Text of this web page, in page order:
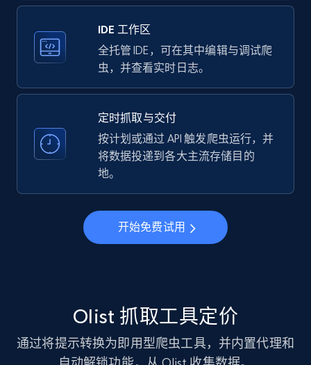
LinkedIn company information
ID, Name, Country code, Locations, Followers,
Employees in linkedin, About, Specialties, and
33.6K+ 3.5K+ 注册使用
Instagram - Profiles
Account, Fbid, ID, Followers, Posts count, Is
business account, Is professional account, Is
IDE 工作区
全托管 IDE，可在其中编辑与调试爬
虫，并查看实时日志。
定时抓取与交付
按计划或通过 API 触发爬虫运行，并
将数据投递到各大主流存储目的
地。
开始免费试用
Olist 抓取工具定价
通过将提示转换为即用型爬虫工具，并内置代理和